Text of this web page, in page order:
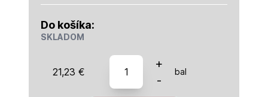
Do košíka:
SKLADOM
21,23 €
množstvo
Farmárska
skrutka
+
-
bal